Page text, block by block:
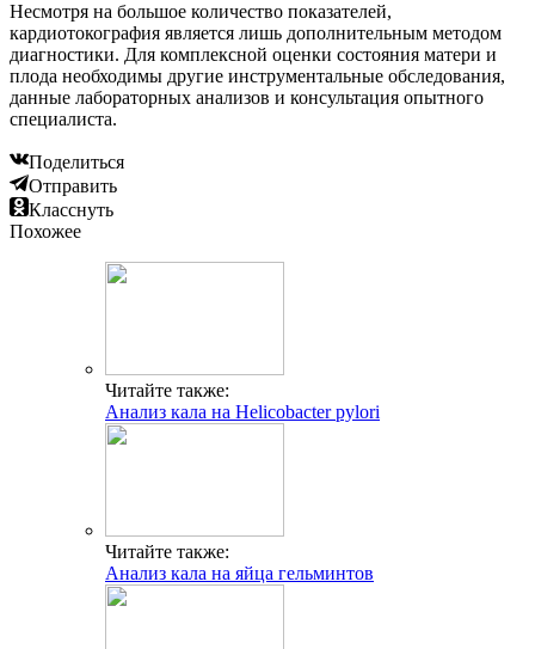
Несмотря на большое количество показателей,
кардиотокография является лишь дополнительным методом
диагностики. Для комплексной оценки состояния матери и
плода необходимы другие инструментальные обследования,
данные лабораторных анализов и консультация опытного
специалиста.
Поделиться
Отправить
Класснуть
Похожее
Читайте также:
Анализ кала на Helicobacter pylori
Читайте также:
Анализ кала на яйца гельминтов